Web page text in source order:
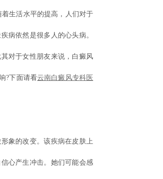
生活水平的提高，人们对于
病依然是很多人的心头病。
对于女性朋友来说，白癜风
?下面请看云南白癜风专科医
象的改变。该疾病在皮肤上
心产生冲击。她们可能会感